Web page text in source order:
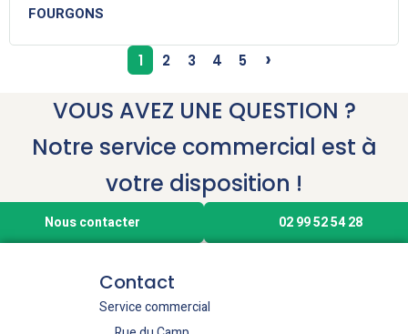
FOURGONS
1 2 3 4 5 ›
VOUS AVEZ UNE QUESTION ?
Notre service commercial est à
votre disposition !
Nous contacter 02 99 52 54 28
Contact
Service commercial